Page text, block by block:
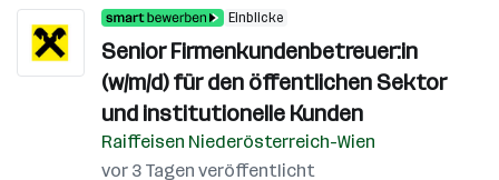
Einblicke
Senior Firmenkundenbetreuer:in
(w/m/d) für den öffentlichen Sektor
und institutionelle Kunden
Raiffeisen Niederösterreich-Wien
vor 3 Tagen veröffentlicht